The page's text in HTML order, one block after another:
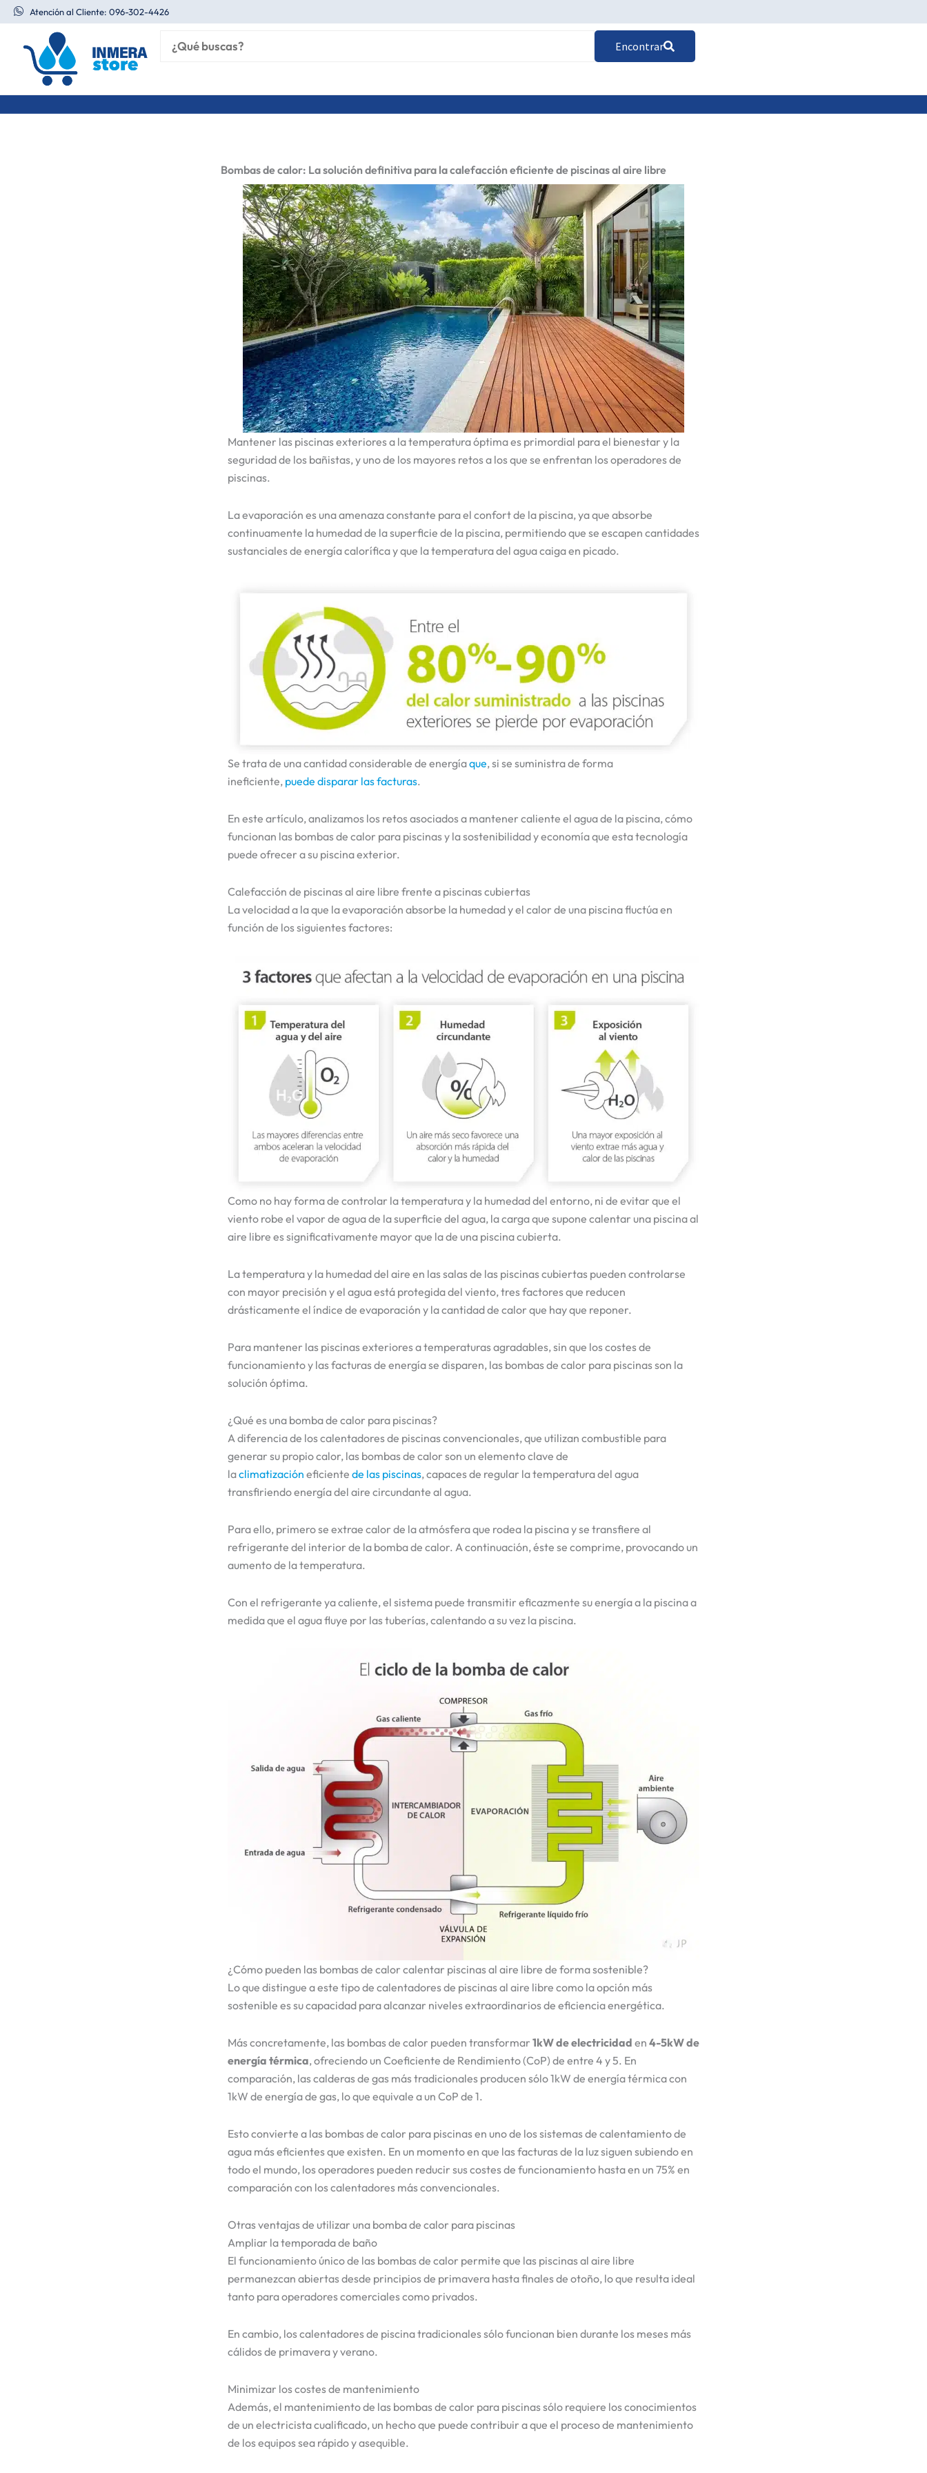
al
contenido
Atención al Cliente: 096-302-4426
Encontrar
Bombas de calor: La solución definitiva para la calefacción eficiente de piscinas al aire libre
Mantener las piscinas exteriores a la temperatura óptima es primordial para el bienestar y la
seguridad de los bañistas, y uno de los mayores retos a los que se enfrentan los operadores de
piscinas.
La evaporación es una amenaza constante para el confort de la piscina, ya que absorbe
continuamente la humedad de la superficie de la piscina, permitiendo que se escapen cantidades
sustanciales de energía calorífica y que la temperatura del agua caiga en picado.
Se trata de una cantidad considerable de energíaque, si se suministra de forma
ineficiente, puede disparar las facturas.
En este artículo, analizamos los retos asociados a mantener caliente el agua de la piscina, cómo
funcionan las bombas de calor para piscinas y la sostenibilidad y economía que esta tecnología
puede ofrecer a su piscina exterior.
Calefacción de piscinas al aire libre frente a piscinas cubiertas
La velocidad a la que la evaporación absorbe la humedad y el calor de una piscina fluctúa en
función de los siguientes factores:
Como no hay forma de controlar la temperatura y la humedad del entorno, ni de evitar que el
viento robe el vapor de agua de la superficie del agua, la carga que supone calentar una piscina al
aire libre es significativamente mayor que la de una piscina cubierta.
La temperatura y la humedad del aire en las salas de las piscinas cubiertas pueden controlarse
con mayor precisión y el agua está protegida del viento, tres factores que reducen
drásticamente el índice de evaporación y la cantidad de calor que hay que reponer.
Para mantener las piscinas exteriores a temperaturas agradables, sin que los costes de
funcionamiento y las facturas de energía se disparen, las bombas de calor para piscinas son la
solución óptima.
¿Qué es una bomba de calor para piscinas?
A diferencia de los calentadores de piscinas convencionales, que utilizan combustible para
generar su propio calor, las bombas de calor son un elemento clave de
laclimatización eficiente de las piscinas, capaces de regular la temperatura del agua
transfiriendo energía del aire circundante al agua.
Para ello, primero se extrae calor de la atmósfera que rodea la piscina y se transfiere al
refrigerante del interior de la bomba de calor. A continuación, éste se comprime, provocando un
aumento de la temperatura.
Con el refrigerante ya caliente, el sistema puede transmitir eficazmente su energía a la piscina a
medida que el agua fluye por las tuberías, calentando a su vez la piscina.
¿Cómo pueden las bombas de calor calentar piscinas al aire libre de forma sostenible?
Lo que distingue a este tipo de calentadores de piscinas al aire libre como la opción más
sostenible es su capacidad para alcanzar niveles extraordinarios de eficiencia energética.
Más concretamente, las bombas de calor pueden transformar 1kW de electricidad en 4-5kW de
energía térmica, ofreciendo un Coeficiente de Rendimiento (CoP) de entre 4 y 5. En
comparación, las calderas de gas más tradicionales producen sólo 1kW de energía térmica con
1kW de energía de gas, lo que equivale a un CoP de 1.
Esto convierte a las bombas de calor para piscinas en uno de los sistemas de calentamiento de
agua más eficientes que existen. En un momento en que las facturas de la luz siguen subiendo en
todo el mundo, los operadores pueden reducir sus costes de funcionamiento hasta en un 75% en
comparación con los calentadores más convencionales.
Otras ventajas de utilizar una bomba de calor para piscinas
Ampliar la temporada de baño
El funcionamiento único de las bombas de calor permite que las piscinas al aire libre
permanezcan abiertas desde principios de primavera hasta finales de otoño, lo que resulta ideal
tanto para operadores comerciales como privados.
En cambio, los calentadores de piscina tradicionales sólo funcionan bien durante los meses más
cálidos de primavera y verano.
Minimizar los costes de mantenimiento
Además, el mantenimiento de las bombas de calor para piscinas sólo requiere los conocimientos
de un electricista cualificado, un hecho que puede contribuir a que el proceso de mantenimiento
de los equipos sea rápido y asequible.